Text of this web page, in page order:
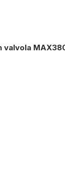
valvola